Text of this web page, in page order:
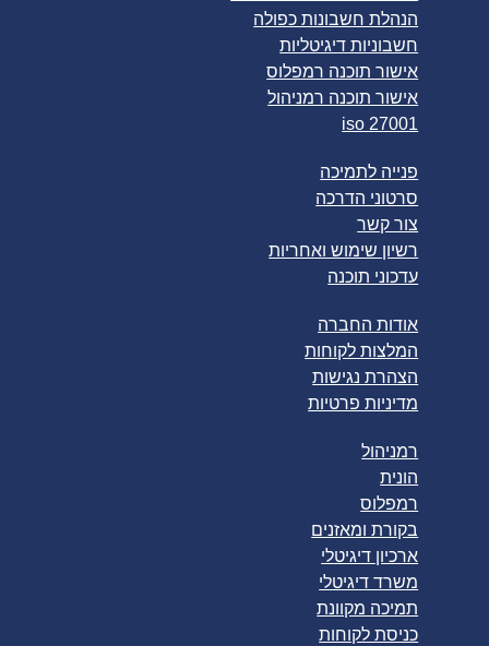
הנהלת חשבונות כפולה
חשבוניות דיגיטליות
אישור תוכנה רמפלוס
אישור תוכנה רמניהול
iso 27001
פנייה לתמיכה
סרטוני הדרכה
צור קשר
רשיון שימוש ואחריות
עדכוני תוכנה
אודות החברה
המלצות לקוחות
הצהרת נגישות
מדיניות פרטיות
רמניהול
הונית
רמפלוס
בקורת ומאזנים
ארכיון דיגיטלי
משרד דיגיטלי
תמיכה מקוונת
כניסת לקוחות